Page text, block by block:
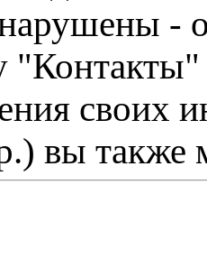
-
"Контакты"
своих
вы также